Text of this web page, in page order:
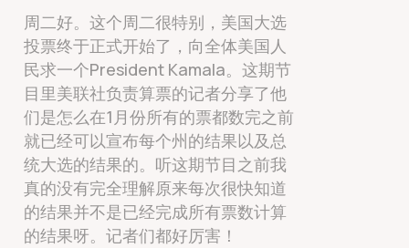
周二好。这个周二很特别，美国大选
投票终于正式开始了，向全体美国人
民求一个President Kamala。这期节
目里美联社负责算票的记者分享了他
们是怎么在1月份所有的票都数完之前
就已经可以宣布每个州的结果以及总
统大选的结果的。听这期节目之前我
真的没有完全理解原来每次很快知道
的结果并不是已经完成所有票数计算
的结果呀。记者们都好厉害！